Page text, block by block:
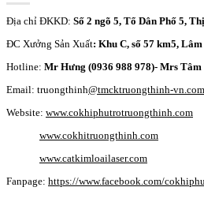
Địa chỉ ĐKKD: Số 2 ngõ 5, Tổ Dân Phố 5,
ĐC Xưởng Sản Xuất: Khu C, số 57 km5,
Hotline: Mr Hưng (0936 988 978)- Mrs Tâm
Email: truongthinh@tmcktruongthinh-vn.com
Website: www.cokhiphutrotruongthinh.com
www.cokhitruongthinh.com
www.catkimloailaser.com
Fanpage: https://www.facebook.com/